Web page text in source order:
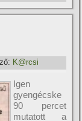
K@rcsi
Igen
gyengécske
90 percet
mutatott a